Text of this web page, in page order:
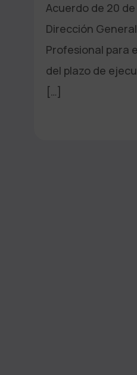
Acuerdo de 20
Dirección
Profesional para
del plazo de
[…]